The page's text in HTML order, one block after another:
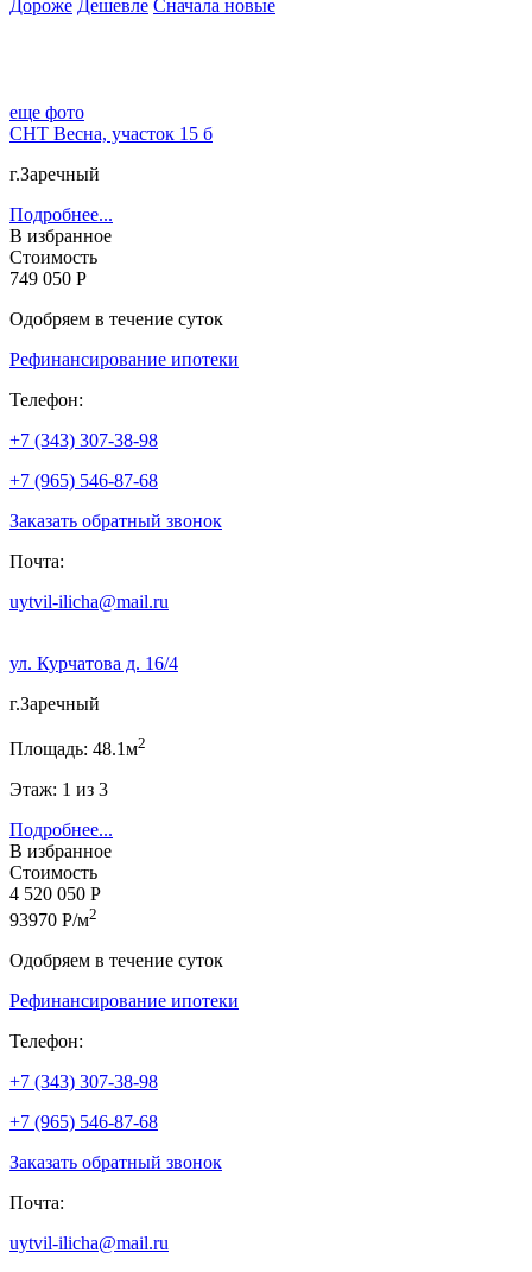
Дороже Дешевле Сначала новые
еще фото
СНТ Весна, участок 15 б
г.Заречный
Подробнее...
В избранное
Стоимость
749 050 Р
Одобряем в течение суток
Рефинансирование ипотеки
Телефон:
+7 (343) 307-38-98
+7 (965) 546-87-68
Заказать обратный звонок
Почта:
uytvil-ilicha@mail.ru
ул. Курчатова д. 16/4
г.Заречный
Площадь: 48.1м2
Этаж: 1 из 3
Подробнее...
В избранное
Стоимость
4 520 050 Р
93970 Р/м2
Одобряем в течение суток
Рефинансирование ипотеки
Телефон:
+7 (343) 307-38-98
+7 (965) 546-87-68
Заказать обратный звонок
Почта:
uytvil-ilicha@mail.ru